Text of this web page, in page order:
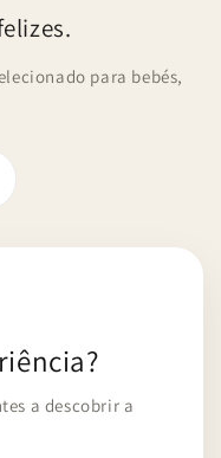
para bebés,
a descobrir a